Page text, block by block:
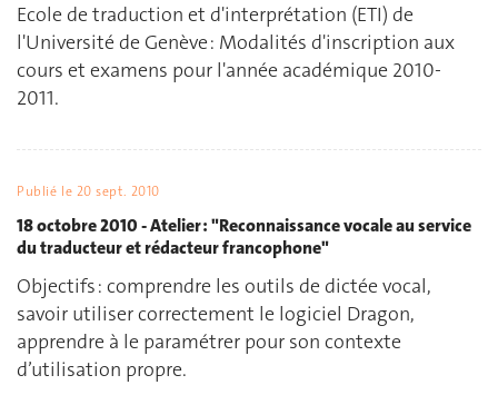
Ecole de traduction et d'interprétation (ETI) de
l'Université de Genève : Modalités d'inscription aux
cours et examens pour l'année académique 2010-
2011.
Publié le 20 sept. 2010
18 octobre 2010 - Atelier : "Reconnaissance vocale au service
du traducteur et rédacteur francophone"
Objectifs : comprendre les outils de dictée vocal,
savoir utiliser correctement le logiciel Dragon,
apprendre à le paramétrer pour son contexte
d’utilisation propre.